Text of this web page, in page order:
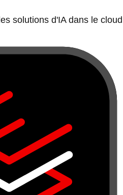
solutions d'IA dans le cloud